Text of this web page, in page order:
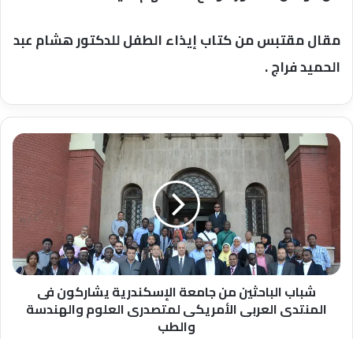
مقال مقتبس من كتاب إيذاء الطفل للدكتور هشام عبد
الحميد فراج .
شباب
الباحثين
من
جامعة
الإسكندرية
يشاركون
فى
المنتدى
العربى
الأمريكى
لمتصدرى
شباب الباحثين من جامعة الإسكندرية يشاركون فى
المنتدى العربى الأمريكى لمتصدرى العلوم والهندسة
والطب